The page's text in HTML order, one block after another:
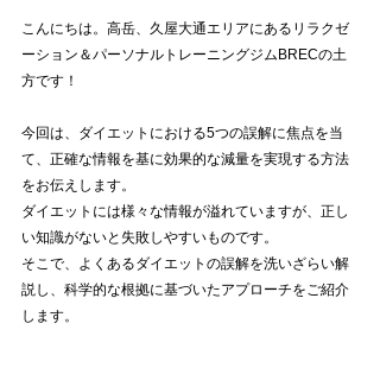
こんにちは。高岳、久屋大通エリアにあるリラクゼ
ーション＆パーソナルトレーニングジムBRECの土
方です！
今回は、ダイエットにおける5つの誤解に焦点を当
て、正確な情報を基に効果的な減量を実現する方法
をお伝えします。
ダイエットには様々な情報が溢れていますが、正し
い知識がないと失敗しやすいものです。
そこで、よくあるダイエットの誤解を洗いざらい解
説し、科学的な根拠に基づいたアプローチをご紹介
します。